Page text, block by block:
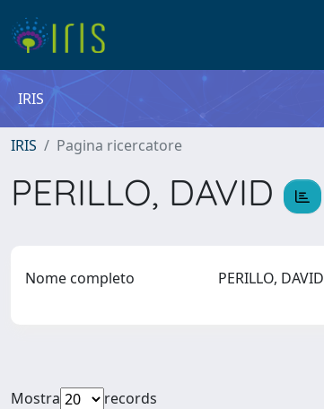
IRIS
IRIS Pagina ricercatore
PERILLO, DAVID
Nome completo PERILLO, DAVID
Mostra
records